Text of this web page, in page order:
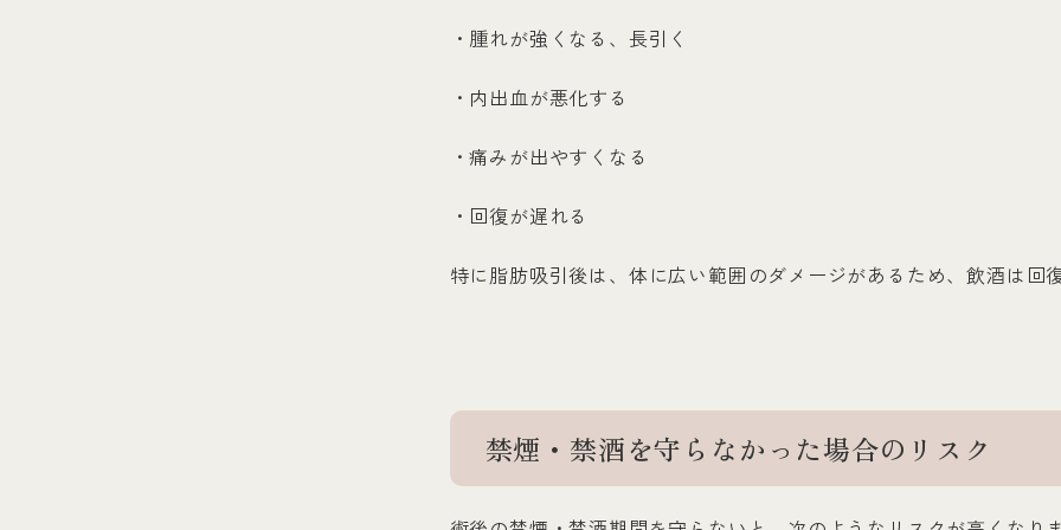
・腫れが強くなる、長引く
・内出血が悪化する
・痛みが出やすくなる
・回復が遅れる
特に脂肪吸引後は、体に広い範囲のダメージがあるため、飲酒は回
禁煙・禁酒を守らなかった場合のリスク